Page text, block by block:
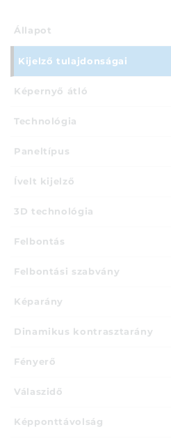
Állapot
Kijelző tulajdonságai
Képernyő átló
Technológia
Paneltípus
Ívelt kijelző
3D technológia
Felbontás
Felbontási szabvány
Képarány
Dinamikus kontrasztarány
Fényerő
Válaszidő
Képponttávolság